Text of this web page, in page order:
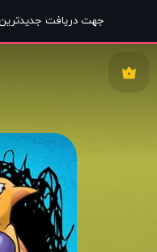
جهت دریافت